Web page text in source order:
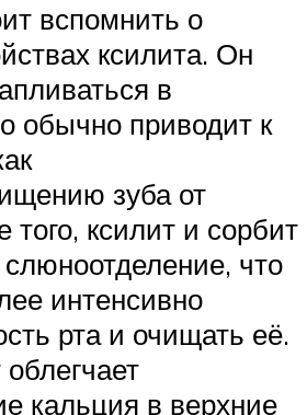
вспомнить о
ксилита. Он
в
обычно приводит к
зуба от
того, ксилит и сорбит
что
интенсивно
рта и очищать её.
кальция в верхние